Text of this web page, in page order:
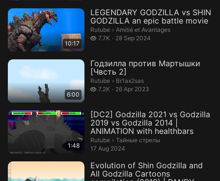
10:17
LEGENDARY GODZILLA vs SHIN
GODZILLA an epic battle movie
Rutube › Amitié et Avantages.
Amitié et Avantages
7.7K
7.7 thousand views
28 Sep 2024
6:00
Годзилла против Мартышки
[Чвсть 2]
Rutube › Br1ax2sas.
Br1ax2sas
7.2K
7.2 thousand views
26 Apr 2023
1:48
[DC2] Godzilla 2021 vs Godzilla
2019 vs Godzilla 2014 |
ANIMATION with healthbars
Rutube › Тайные стрелы.
Тайные стрелы
17 Aug 2024
Evolution of Shin Godzilla and
All Godzilla Cartoons